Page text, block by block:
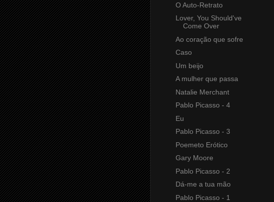
O Auto-Retrato
Lover, You Should've
Come Over
Ao coração que sofre
Caso
Um beijo
A mulher que passa
Natalie Merchant
Pablo Picasso - 4
Eu
Pablo Picasso - 3
Poemeto Erótico
Gary Moore
Pablo Picasso - 2
Dá-me a tua mão
Pablo Picasso - 1